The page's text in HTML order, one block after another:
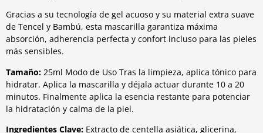
Gracias a su tecnología de gel acuoso y su material extra suave
de Tencel y Bambú, esta mascarilla garantiza máxima
absorción, adherencia perfecta y confort incluso para las pieles
más sensibles.
Tamaño: 25ml Modo de Uso Tras la limpieza, aplica tónico para
hidratar. Aplica la mascarilla y déjala actuar durante 10 a 20
minutos. Finalmente aplica la esencia restante para potenciar
la hidratación y calma de la piel.
Ingredientes Clave: Extracto de centella asiática, glicerina,